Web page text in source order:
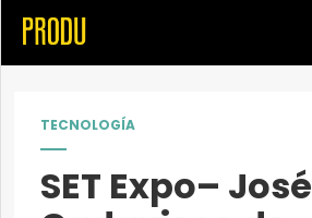
TECNOLOGÍA
SET Expo– José